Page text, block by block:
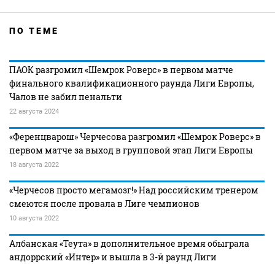
ПО ТЕМЕ
ПАОК разгромил «Шемрок Роверс» в первом матче
финального квалификационного раунда Лиги Европы,
Чалов не забил пенальти
22 августа 2024
«Ференцварош» Черчесова разгромил «Шемрок Роверс» в
первом матче за выход в групповой этап Лиги Европы
18 августа 2022
«Черчесов просто мегамозг!» Над российским тренером
смеются после провала в Лиге чемпионов
10 августа 2022
Албанская «Теута» в дополнительное время обыграла
андоррский «Интер» и вышла в 3-й раунд Лиги